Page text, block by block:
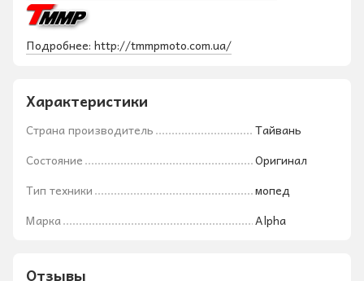
Подробнее: http://tmmpmoto.com.ua/
Характеристики
Страна производитель
Тайвань
Состояние
Оригинал
Тип техники
мопед
Марка
Alpha
Отзывы